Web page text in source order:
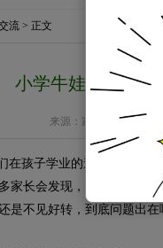
流 > 正文
小学牛娃初中掉
来源： 家长帮长沙站
孩子学业的道路上，非常
家长会发现，在小学里明
是不见好转，到底问题出